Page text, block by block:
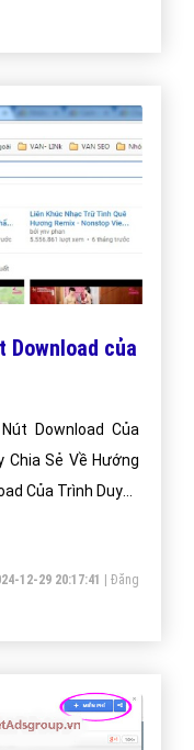
Download của
Download Của
Chia Sẻ Về Hướng
Của Trình Duyệt
12-29 20:17:41 |Đăng